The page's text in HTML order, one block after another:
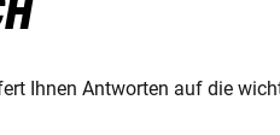
Ihnen Antworten auf die